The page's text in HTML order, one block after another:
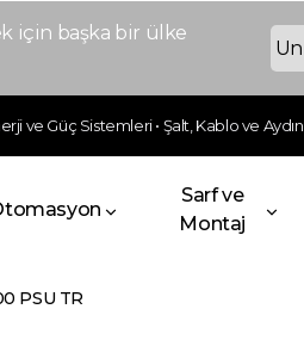
için başka bir ülke
ve Güç Sistemleri • Şalt, Kablo ve
Sarf ve
Montaj
PSU TR